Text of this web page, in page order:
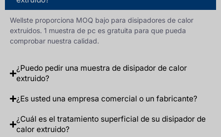
Wellste proporciona MOQ bajo para disipadores de calor
extruidos. 1 muestra de pc es gratuita para que pueda
comprobar nuestra calidad.
¿Puedo pedir una muestra de disipador de calor
extruido?
¿Es usted una empresa comercial o un fabricante?
¿Cuál es el tratamiento superficial de su disipador de
calor extruido?